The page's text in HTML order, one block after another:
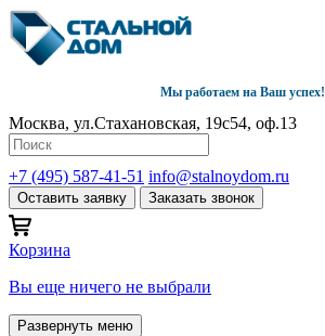
Мы работаем на Ваш успех!
Москва, ул.Стахановская, 19с54, оф.13
+7 (495) 587-41-51 info@stalnoydom.ru
Оставить заявку Заказать звонок
Корзина
Вы еще ничего не выбрали
Развернуть меню